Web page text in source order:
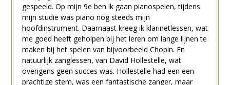
gespeeld. Op mijn 9e ben ik gaan pianospelen, tijdens
mijn studie was piano nog steeds mijn
hoofdinstrument. Daarnaast kreeg ik klarinetlessen, wat
me goed heeft geholpen bij het leren om lange lijnen te
maken bij het spelen van bijvoorbeeld Chopin. En
natuurlijk zanglessen, van David Hollestelle, wat
overigens geen succes was. Hollestelle had een een
prachtige stem, was een fantastische zanger, maar